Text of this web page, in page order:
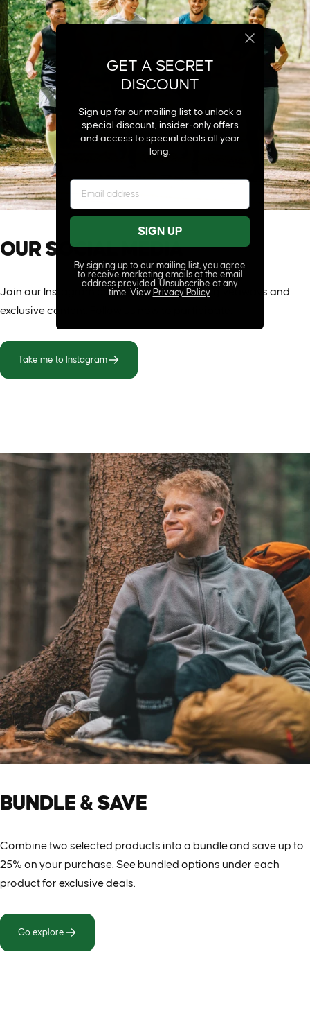
OUR SOCIALMEDIA
Join our Instagram community for exciting giveaways and
exclusive content. Follow us now to participate.
Take me to Instagram
BUNDLE & SAVE
Combine two selected products into a bundle and save up to
25% on your purchase. See bundled options under each
product for exclusive deals.
Go explore
GET A SECRET
DISCOUNT
Sign up for our mailing list to unlock a
special discount, insider-only offers
and access to special deals all year
long.
SIGN UP
By signing up to our mailing list, you agree
to receive marketing emails at the email
address provided. Unsubscribe at any
time. View Privacy Policy